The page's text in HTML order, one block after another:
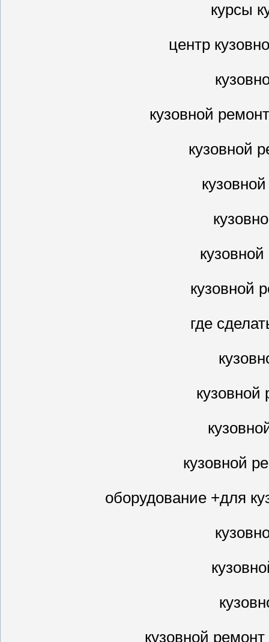
курсы
центр
кузовной
кузовной
кузовной
где
кузовной
кузовной
оборудование +для
кузовной ремонт